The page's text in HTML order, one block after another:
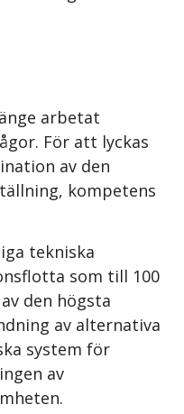
arbetat
För att lyckas
av den
kompetens
tekniska
som till 100
den högsta
av alternativa
system för
av